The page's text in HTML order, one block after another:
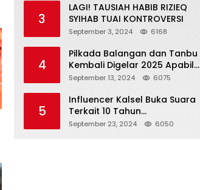
3
LAGI! TAUSIAH HABIB RIZIEQ
SYIHAB TUAI KONTROVERSI
September 3, 2024 6168
4
Pilkada Balangan dan Tanbu
Kembali Digelar 2025 Apabila
Kotak Kosong Menang
September 13, 2024 6075
5
Influencer Kalsel Buka Suara
Terkait 10 Tahun
Kepemerintahan Presiden
September 23, 2024 6050